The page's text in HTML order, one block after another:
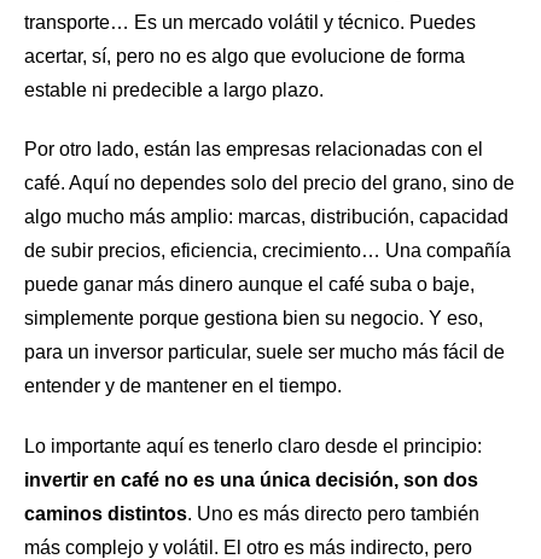
transporte… Es un mercado volátil y técnico. Puedes
acertar, sí, pero no es algo que evolucione de forma
estable ni predecible a largo plazo.
Por otro lado, están las empresas relacionadas con el
café. Aquí no dependes solo del precio del grano, sino de
algo mucho más amplio: marcas, distribución, capacidad
de subir precios, eficiencia, crecimiento… Una compañía
puede ganar más dinero aunque el café suba o baje,
simplemente porque gestiona bien su negocio. Y eso,
para un inversor particular, suele ser mucho más fácil de
entender y de mantener en el tiempo.
Lo importante aquí es tenerlo claro desde el principio:
invertir en café no es una única decisión, son dos
caminos distintos. Uno es más directo pero también
más complejo y volátil. El otro es más indirecto, pero